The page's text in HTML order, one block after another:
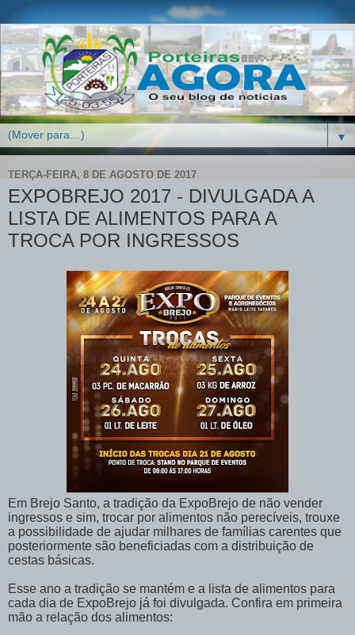
▼
TERÇA-FEIRA, 8 DE AGOSTO DE 2017
EXPOBREJO 2017 - DIVULGADA A
LISTA DE ALIMENTOS PARA A
TROCA POR INGRESSOS
Em Brejo Santo, a tradição da ExpoBrejo de não vender
ingressos e sim, trocar por alimentos não perecíveis, trouxe
a possibilidade de ajudar milhares de famílias carentes que
posteriormente são beneficiadas com a distribuição de
cestas básicas.
Esse ano a tradição se mantém e a lista de alimentos para
cada dia de ExpoBrejo já foi divulgada. Confira em primeira
mão a relação dos alimentos: